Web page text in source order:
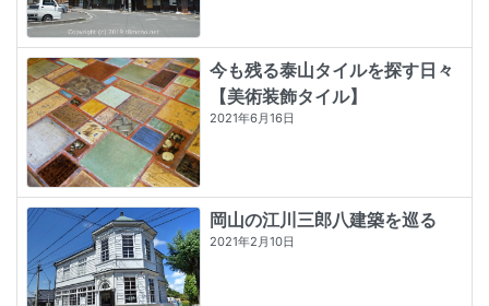
今も残る泰山タイルを探す日々
【美術装飾タイル】
2021年6月16日
岡山の江川三郎八建築を巡る
2021年2月10日